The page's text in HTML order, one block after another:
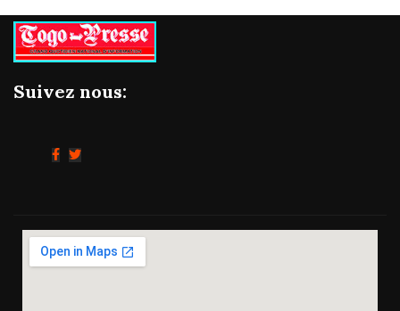
Suivez nous: